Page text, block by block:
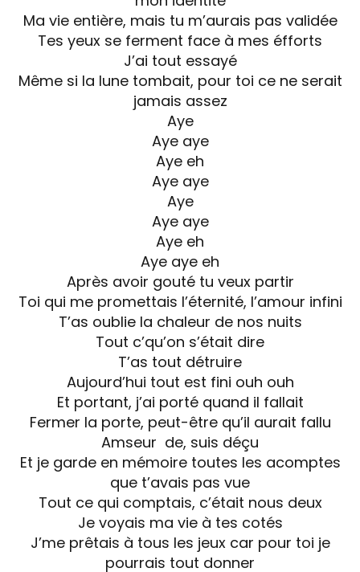
Ma vie entière, mais tu m’aurais pas validée
Tes yeux se ferment face à mes éfforts
J’ai tout essayé
Même si la lune tombait, pour toi ce ne serait
jamais assez
Aye
Aye aye
Aye eh
Aye aye
Aye
Aye aye
Aye eh
Aye aye eh
Après avoir gouté tu veux partir
Toi qui me promettais l’éternité, l’amour infini
T’as oublie la chaleur de nos nuits
Tout c’qu’on s’était dire
T’as tout détruire
Aujourd’hui tout est fini ouh ouh
Et portant, j’ai porté quand il fallait
Fermer la porte, peut-être qu’il aurait fallu
Amseur de, suis déçu
Et je garde en mémoire toutes les acomptes
que t’avais pas vue
Tout ce qui comptais, c’était nous deux
Je voyais ma vie à tes cotés
J’me prêtais à tous les jeux car pour toi je
pourrais tout donner